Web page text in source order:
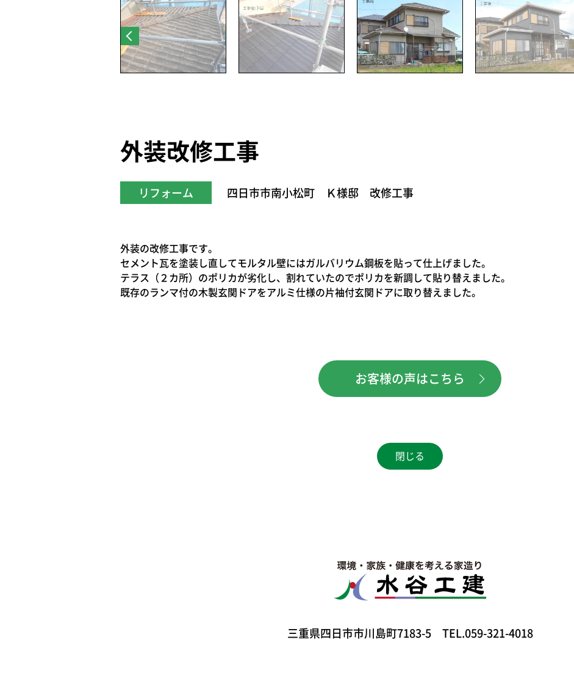
外装改修工事
リフォーム 四日市市南小松町 Ｋ様邸 改修工事
外装の改修工事です。
セメント瓦を塗装し直してモルタル壁にはガルバリウム鋼板を貼って仕上げました。
テラス（２カ所）のポリカが劣化し、割れていたのでポリカを新調して貼り替えました。
既存のランマ付の木製玄関ドアをアルミ仕様の片袖付玄関ドアに取り替えました。
お客様の声はこちら
閉じる
三重県四日市市川島町7183-5 TEL.059-321-4018